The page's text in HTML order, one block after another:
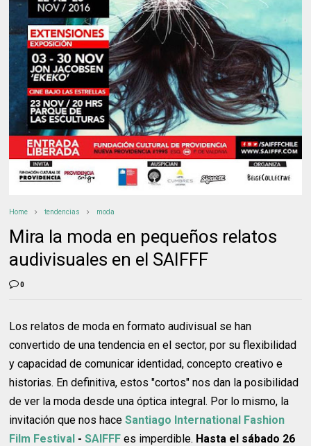
Home tendencias moda
Mira la moda en pequeños relatos
audivisuales en el SAIFFF
0
Los relatos de moda en formato audivisual se han
convertido de una tendencia en el sector, por su flexibilidad
y capacidad de comunicar identidad, concepto creativo e
historias. En definitiva, estos "cortos" nos dan la posibilidad
de ver la moda desde una óptica integral. Por lo mismo, la
invitación que nos haceSantiago International Fashion
Film Festival -SAIFFF es imperdible. Hasta el sábado 26